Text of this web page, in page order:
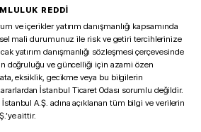
REDDİ
ve içerikler yatırım danışmanlığı kapsamında
mali durumunuz ile risk ve getiri tercihlerinize
yatırım danışmanlığı sözleşmesi çerçevesinde
doğruluğu ve güncelliği için azami özen
eksiklik, gecikme veya bu bilgilerin
İstanbul Ticaret Odası sorumlu değildir.
A.Ş. adına açıklanan tüm bilgi ve verilerin
aittir.